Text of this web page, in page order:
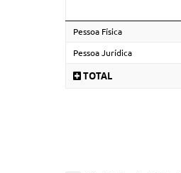
Pessoa Física
Pessoa Jurídica
TOTAL